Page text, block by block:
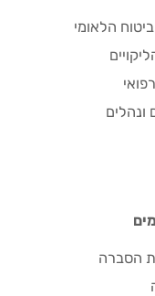
הלאומי
הסברה